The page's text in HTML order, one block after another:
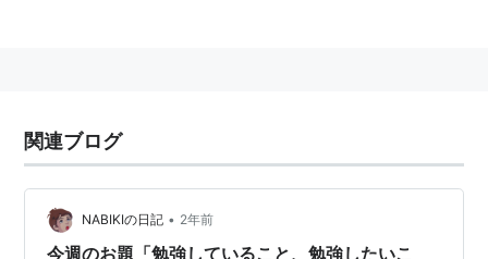
関連ブログ
NABIKIの日記 • 2年前
今週のお題「勉強していること、勉強したいこ